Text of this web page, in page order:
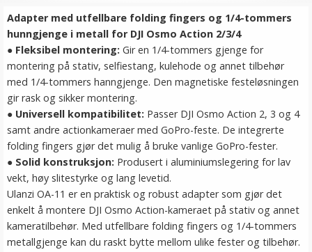
Adapter med utfellbare folding fingers og 1/4-tommers
hunngjenge i metall for DJI Osmo Action 2/3/4
● Fleksibel montering: Gir en 1/4-tommers gjenge for
montering på stativ, selfiestang, kulehode og annet tilbehør
med 1/4-tommers hanngjenge. Den magnetiske festeløsningen
gir rask og sikker montering.
● Universell kompatibilitet: Passer DJI Osmo Action 2, 3 og 4
samt andre actionkameraer med GoPro-feste. De integrerte
folding fingers gjør det mulig å bruke vanlige GoPro-fester.
● Solid konstruksjon: Produsert i aluminiumslegering for lav
vekt, høy slitestyrke og lang levetid.
Ulanzi OA-11 er en praktisk og robust adapter som gjør det
enkelt å montere DJI Osmo Action-kameraet på stativ og annet
kameratilbehør. Med utfellbare folding fingers og 1/4-tommers
metallgjenge kan du raskt bytte mellom ulike fester og tilbehør.